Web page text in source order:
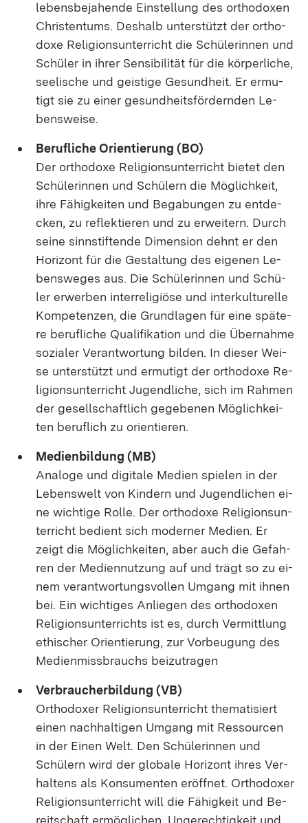
le­bens­be­ja­hen­de Ein­stel­lung des or­tho­do­xen
Chris­ten­tums. Des­halb un­ter­stützt der or­tho­
do­xe Re­li­gi­ons­un­ter­richt die Schü­le­rin­nen und
Schü­ler in ih­rer Sen­si­bi­li­tät für die kör­per­li­che,
see­li­sche und geis­ti­ge Ge­sund­heit. Er er­mu­
tigt sie zu ei­ner ge­sund­heits­för­dern­den Le­
bens­wei­se.
Be­ruf­li­che Ori­en­tie­rung (BO)
Der or­tho­do­xe Re­li­gi­ons­un­ter­richt bie­tet den
Schü­le­rin­nen und Schü­lern die Mög­lich­keit,
ih­re Fä­hig­kei­ten und Be­ga­bun­gen zu ent­de­
cken, zu re­flek­tie­ren und zu er­wei­tern. Durch
sei­ne sinn­stif­ten­de Di­men­si­on dehnt er den
Ho­ri­zont für die Ge­stal­tung des ei­ge­nen Le­
bens­we­ges aus. Die Schü­le­rin­nen und Schü­
ler er­wer­ben in­ter­re­li­giö­se und in­ter­kul­tu­rel­le
Kom­pe­ten­zen, die Grund­la­gen für ei­ne spä­te­
re be­ruf­li­che Qua­li­fi­ka­ti­on und die Über­nah­me
so­zia­ler Ver­ant­wor­tung bil­den. In die­ser Wei­
se un­ter­stützt und er­mu­tigt der or­tho­do­xe Re­
li­gi­ons­un­ter­richt Ju­gend­li­che, sich im Rah­men
der ge­sell­schaft­lich ge­ge­be­nen Mög­lich­kei­
ten be­ruf­lich zu ori­en­tie­ren.
Me­di­en­bil­dung (MB)
Ana­lo­ge und di­gi­ta­le Me­di­en spie­len in der
Le­bens­welt von Kin­dern und Ju­gend­li­chen ei­
ne wich­ti­ge Rol­le. Der or­tho­do­xe Re­li­gi­ons­un­
ter­richt be­dient sich mo­der­ner Me­di­en. Er
zeigt die Mög­lich­kei­ten, aber auch die Ge­fah­
ren der Me­di­en­nut­zung auf und trägt so zu ei­
nem ver­ant­wor­tungs­vol­len Um­gang mit ih­nen
bei. Ein wich­ti­ges An­lie­gen des or­tho­do­xen
Re­li­gi­ons­un­ter­richts ist es, durch Ver­mitt­lung
ethi­scher Ori­en­tie­rung, zur Vor­beu­gung des
Me­di­en­miss­brauchs bei­zu­tra­gen
Ver­brau­cher­bil­dung (VB)
Or­tho­do­xer Re­li­gi­ons­un­ter­richt the­ma­ti­siert
ei­nen nach­hal­ti­gen Um­gang mit Res­sour­cen
in der Ei­nen Welt. Den Schü­le­rin­nen und
Schü­lern wird der glo­ba­le Ho­ri­zont ih­res Ver­
hal­tens als Kon­su­men­ten er­öff­net. Or­tho­do­xer
Re­li­gi­ons­un­ter­richt will die Fä­hig­keit und Be­
reit­schaft er­mög­li­chen, Un­ge­rech­tig­keit und